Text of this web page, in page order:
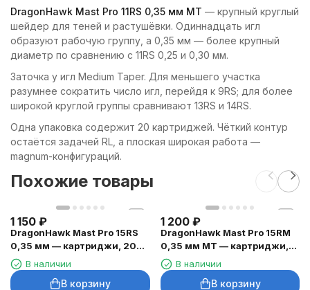
DragonHawk Mast Pro 11RS 0,35 мм MT — крупный круглый
шейдер для теней и растушёвки. Одиннадцать игл
образуют рабочую группу, а 0,35 мм — более крупный
диаметр по сравнению с 11RS 0,25 и 0,30 мм.
Заточка у игл Medium Taper. Для меньшего участка
разумнее сократить число игл, перейдя к 9RS; для более
широкой круглой группы сравнивают 13RS и 14RS.
Одна упаковка содержит 20 картриджей. Чёткий контур
остаётся задачей RL, а плоская широкая работа —
magnum-конфигураций.
Похожие товары
1 150 ₽
DragonHawk Mast Pro 15RS
0,35 мм — картриджи, 20
шт.В наличии
В корзину
1 200 ₽
DragonHawk Mast Pro 15RM
0,35 мм MT — картриджи,
20 шт.В наличии
В корзину